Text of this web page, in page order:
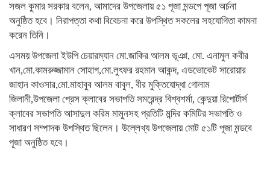
সজল কুমার সরকার বলেন, আমাদের উপজেলায় ৫১ পূজা মন্ডপে পূজা অর্চনা
অনুষ্ঠিত হবে। নিরাপত্তা কথা বিবেচনা করে উপস্থিত সকলের সহযোগিতা কামনা
করেন তিনি।
এসময় উপজেলা ইউপি চেয়ারম্যান মো.জাকির আলম ভূঞা, মো. এনামুল কবীর
খান,মো.কামরুজ্জামান সোহাগ,মো.লুৎফর রহমান আকন্দ, এডভোকেট সারোয়ার
জাহান কাওসার,মো.মাহাবুব আলম বাবুল, বীর মুক্তিযোদ্ধা গোলাম
জিলানী,উপজেলা প্রেস ক্লাবের সভাপতি সমরেন্দ্র বিশ্বশর্মা, কেন্দুয়া রিপোর্টার্স
ক্লাবের সভাপতি আসাদুল করিম মামুনসহ প্রতিটি মন্দির কমিটির সভাপতি ও
সাধারণ সম্পাদক উপস্থিত ছিলেন। উল্লেখ্য উপজেলায় মোট ৫১টি পূজা মন্ডবে
পূজা অনুষ্ঠিত হবে।